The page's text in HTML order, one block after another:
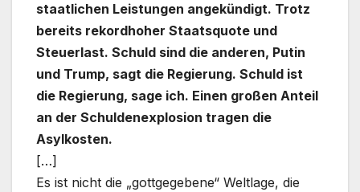
staatlichen Leistungen angekündigt. Trotz
bereits rekordhoher Staatsquote und
Steuerlast. Schuld sind die anderen, Putin
und Trump, sagt die Regierung. Schuld ist
die Regierung, sage ich. Einen großen Anteil
an der Schuldenexplosion tragen die
Asylkosten.
[…]
Es ist nicht die „gottgegebene“ Weltlage, die